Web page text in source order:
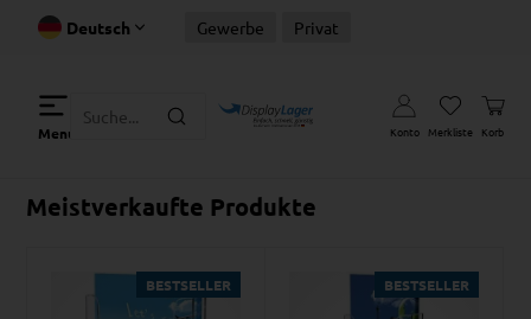
Deutsch Gewerbe Privat
Menu Konto Merkliste Korb
Meistverkaufte Produkte
BESTSELLER BESTSELLER